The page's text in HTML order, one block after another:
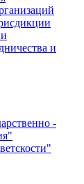
и
-